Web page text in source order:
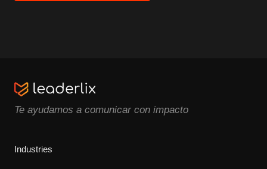
Te ayudamos a comunicar con impacto
Industries